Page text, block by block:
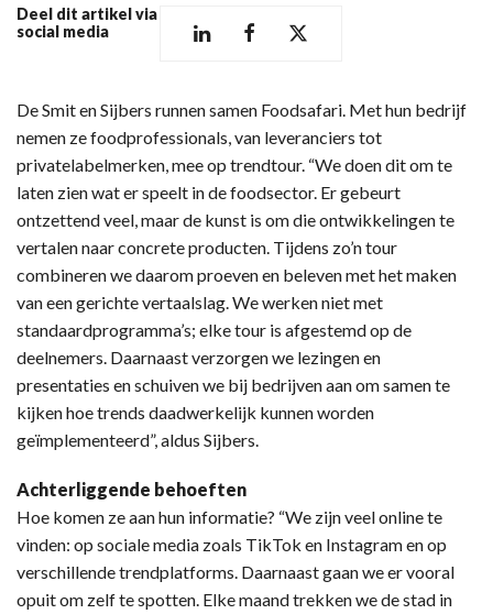
Deel dit artikel via
social media
De Smit en Sijbers runnen samen Foodsafari. Met hun bedrijf
nemen ze foodprofessionals, van leveranciers tot
privatelabelmerken, mee op trendtour. “We doen dit om te
laten zien wat er speelt in de foodsector. Er gebeurt
ontzettend veel, maar de kunst is om die ontwikkelingen te
vertalen naar concrete producten. Tijdens zo’n tour
combineren we daarom proeven en beleven met het maken
van een gerichte vertaalslag. We werken niet met
standaardprogramma’s; elke tour is afgestemd op de
deelnemers. Daarnaast verzorgen we lezingen en
presentaties en schuiven we bij bedrijven aan om samen te
kijken hoe trends daadwerkelijk kunnen worden
geïmplementeerd”, aldus Sijbers.
Achterliggende behoeften
Hoe komen ze aan hun informatie? “We zijn veel online te
vinden: op sociale media zoals TikTok en Instagram en op
verschillende trendplatforms. Daarnaast gaan we er vooral
opuit om zelf te spotten. Elke maand trekken we de stad in